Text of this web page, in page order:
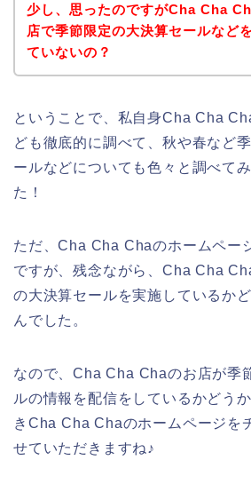
少し、思ったのですがCha Cha
店で季節限定の大決算セールなど
ていないの？
ということで、私自身Cha Cha
ども徹底的に調べて、秋や春など
ールなどについても色々と調べて
た！
ただ、Cha Cha Chaのホームペー
ですが、残念ながら、Cha Cha
の大決算セールを実施しているか
んでした。
なので、Cha Cha Chaのお店が季
ルの情報を配信をしているかどう
きCha Cha Chaのホームページを
せていただきますね♪